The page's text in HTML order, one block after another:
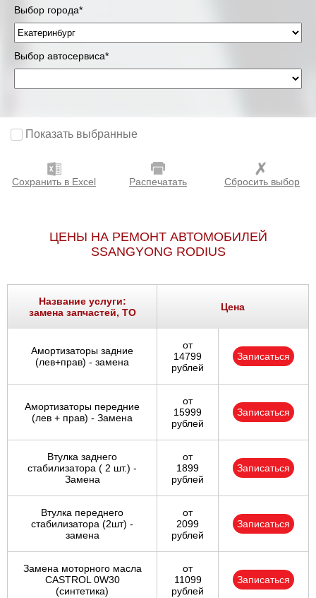
Выбор города*
Выбор автосервиса*
Показать выбранные
Сохранить в Excel Распечатать Сбросить выбор
ЦЕНЫ НА РЕМОНТ АВТОМОБИЛЕЙ
SSANGYONG RODIUS
Название услуги:
замена запчастей, ТО
Цена
Амортизаторы задние
(лев+прав) - замена
от
14799
рублей
Записаться
Амортизаторы передние
(лев + прав) - Замена
от
15999
рублей
Записаться
Втулка заднего
стабилизатора ( 2 шт.) -
Замена
от
1899
рублей
Записаться
Втулка переднего
стабилизатора (2шт) -
замена
от
2099
рублей
Записаться
Замена моторного масла
CASTROL 0W30
(синтетика)
от
11099
рублей
Записаться